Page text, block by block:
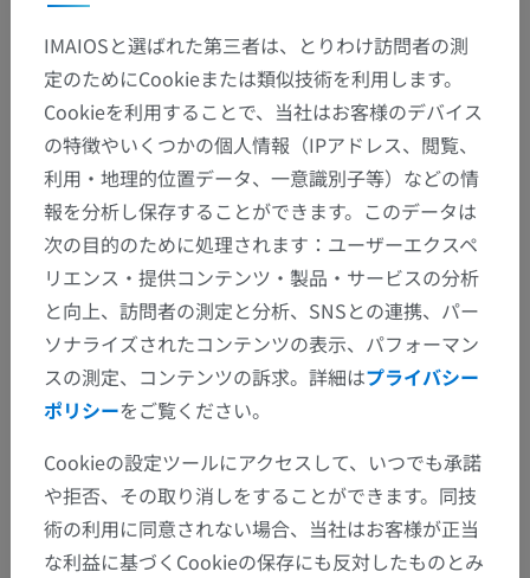
IMAIOSと選ばれた第三者は、とりわけ訪問者の測
定のためにCookieまたは類似技術を利用します。
Cookieを利用することで、当社はお客様のデバイス
の特徴やいくつかの個人情報（IPアドレス、閲覧、
利用・地理的位置データ、一意識別子等）などの情
報を分析し保存することができます。このデータは
次の目的のために処理されます：ユーザーエクスペ
リエンス・提供コンテンツ・製品・サービスの分析
と向上、訪問者の測定と分析、SNSとの連携、パー
ソナライズされたコンテンツの表示、パフォーマン
スの測定、コンテンツの訴求。詳細はプライバシー
ポリシーをご覧ください。
Cookieの設定ツールにアクセスして、いつでも承諾
や拒否、その取り消しをすることができます。同技
術の利用に同意されない場合、当社はお客様が正当
な利益に基づくCookieの保存にも反対したものとみ